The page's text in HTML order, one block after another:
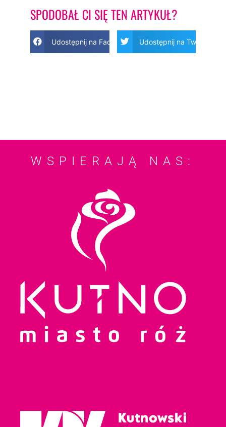
SPODOBAŁ CI SIĘ TEN ARTYKUŁ?
Udostępnij na Facebook Udostępnij na Twitter
WSPIERAJĄ NAS: